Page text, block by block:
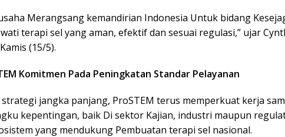
Merangsang kemandirian Indonesia Untuk bidang
terapi sel yang aman, efektif dan sesuai regulasi,” ujar
(15/5).
Komitmen Pada Peningkatan Standar Pelayanan
strategi jangka panjang, ProSTEM terus memperkuat kerja
kepentingan, baik Di sektor Kajian, industri maupun
yang mendukung Pembuatan terapi sel nasional.